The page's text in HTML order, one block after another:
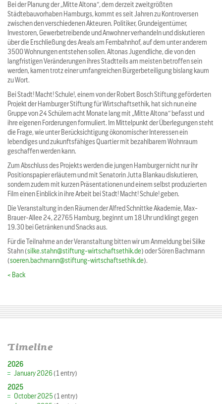
Bei der Planung der „Mitte Altona“, dem derzeit zweitgrößten
Städtebauvorhaben Hamburgs, kommt es seit Jahren zu Kontroversen
zwischen den verschiedenen Akteuren. Politiker, Grundeigentümer,
Investoren, Gewerbetreibende und Anwohner verhandeln und diskutieren
über die Erschließung des Areals am Fernbahnhof, auf dem unter anderem
3500 Wohnungen entstehen sollen. Altonas Jugendliche, die von den
langfristigen Veränderungen ihres Stadtteils am meisten betroffen sein
werden, kamen trotz einer umfangreichen Bürgerbeteiligung bislang kaum
zu Wort.
Bei Stadt! Macht! Schule!, einem von der Robert Bosch Stiftung geförderten
Projekt der Hamburger Stiftung für Wirtschaftsethik, hat sich nun eine
Gruppe von 24 Schülern acht Monate lang mit „Mitte Altona“ befasst und
ihre eigenen Forderungen formuliert. Im Mittelpunkt der Überlegungen steht
die Frage, wie unter Berücksichtigung ökonomischer Interessen ein
lebendiges und zukunftsfähiges Quartier mit bezahlbarem Wohnraum
geschaffen werden kann.
Zum Abschluss des Projekts werden die jungen Hamburger nicht nur ihr
Positionspapier erläutern und mit Senatorin Jutta Blankau diskutieren,
sondern zudem mit kurzen Präsentationen und einem selbst produzierten
Film einen Einblick in ihre Arbeit bei Stadt! Macht! Schule! geben.
Die Veranstaltung in den Räumen der Alfred Schnittke Akademie, Max-
Brauer-Allee 24, 22765 Hamburg, beginnt um 18 Uhr und klingt gegen
19.30 bei Getränken und Snacks aus.
Für die Teilnahme an der Veranstaltung bitten wir um Anmeldung bei Silke
Stahn (silke.stahn@stiftung-wirtschaftsethik.de) oder Sören Bachmann
(soeren.bachmann@stiftung-wirtschaftsethik.de).
< Back
Timeline
2026
January 2026(1 entry)
2025
October 2025(1 entry)